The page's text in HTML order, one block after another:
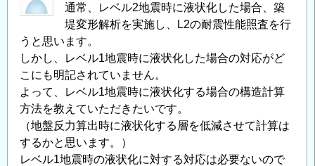
通常、レベル2地震時に液状化した場合、築
堤変形解析を実施し、L2の耐震性能照査を行
うと思います。
しかし、レベル1地震時に液状化した場合の対応がど
こにも明記されていません。
よって、レベル1地震時に液状化する場合の構造計算
方法を教えていただきたいです。
（地盤反力算出時に液状化する層を低減させて計算は
するかと思います。）
レベル1地震時の液状化に対する対応は必要ないので